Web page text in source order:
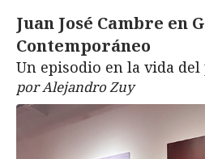
Juan José Cambre en
Contemporáneo
Un episodio en la vida
por Alejandro Zuy